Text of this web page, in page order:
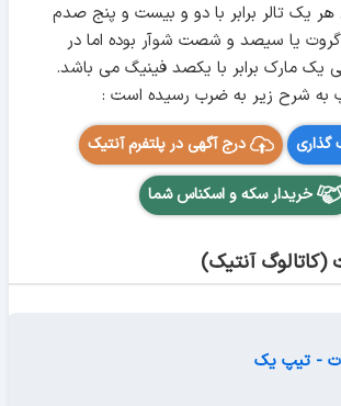
یک تالر برابر با دو و بیست و پنج صدم
گروت یا سیصد و شصت شوآر بوده اما در
مارک برابر با یکصد فینیگ می باشد.
گذاری درج آگهی در پلتفرم آنتیک
خریدار سکه و اسکناس شما
(کاتالوگ آنتیک)